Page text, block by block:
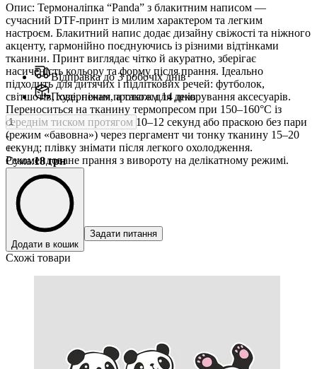
Опис: Термоналіпка “Panda” з блакитним написом —
сучасний DTF-принт із милим характером та легким
настроєм. Блакитний напис додає дизайну свіжості та ніжного
акценту, гармонійно поєднуючись із різними відтінками
тканини. Принт виглядає чітко й акуратно, зберігає
насиченість кольору та форму після прання. Ідеально
підходить для дитячих і підліткових речей: футболок,
світшотів, худі, піжам, а також для декорування аксесуарів.
Переноситься на тканину термопресом при 150–160°C із
середнім тиском протягом 10–12 секунд або праскою без пари
(режим «бавовна») через пергамент чи тонку тканину 15–20
секунд; плівку знімати після легкого охолодження.
Рекомендоване прання з вивороту на делікатному режимі.
Відправка до 3 робочіх днів
Повернення протягом 14 днів
-
+
Сума:18 грн
Додати в кошик
Задати питання
Схожі товари